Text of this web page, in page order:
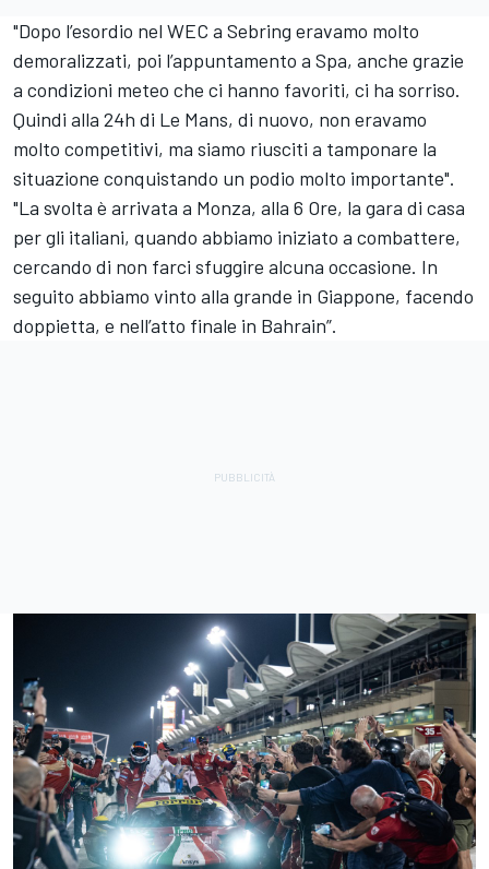
"Dopo l’esordio nel WEC a Sebring eravamo molto
demoralizzati, poi l’appuntamento a Spa, anche grazie
a condizioni meteo che ci hanno favoriti, ci ha sorriso.
Quindi alla 24h di Le Mans, di nuovo, non eravamo
molto competitivi, ma siamo riusciti a tamponare la
situazione conquistando un podio molto importante".
"La svolta è arrivata a Monza, alla 6 Ore, la gara di casa
per gli italiani, quando abbiamo iniziato a combattere,
cercando di non farci sfuggire alcuna occasione. In
seguito abbiamo vinto alla grande in Giappone, facendo
doppietta, e nell’atto finale in Bahrain”.